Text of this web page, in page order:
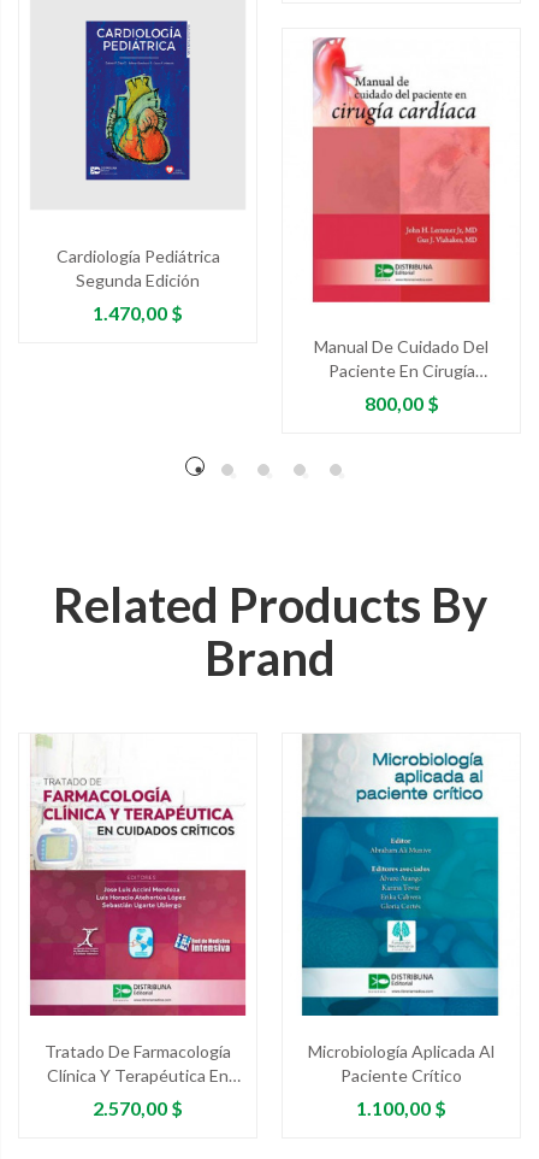
Cardiología Pediátrica
Segunda Edición
Precio
1.470,00 $
Manual De Cuidado Del
Paciente En Cirugía
Cardíaca
Precio
800,00 $
Related Products By
Brand
Tratado De Farmacología
Clínica Y Terapéutica En
Cuidados Críticos
Precio
2.570,00 $
Microbiología Aplicada Al
Paciente Crítico
Precio
1.100,00 $